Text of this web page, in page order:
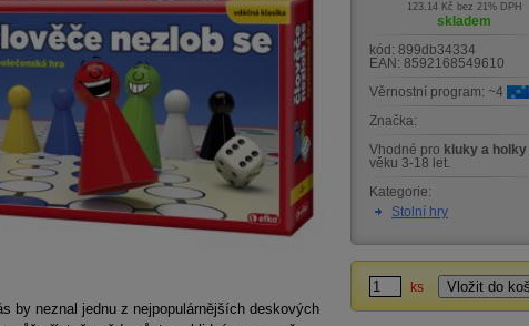
by neznal jednu z nejpopulárnějších deskových
123,14 Kč bez 21% DPH
skladem
kód: 899db34334
EAN: 8592168549610
Věrnostní program: ~4
Značka:
Vhodné pro kluky a holky
věku 3-18 let.
Kategorie:
Stolní hry
ks